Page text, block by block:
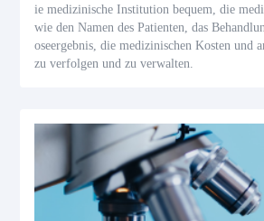
ie medizinische Institution bequem, die
wie den Namen des Patienten, das
oseergebnis, die medizinischen Kosten und
zu verfolgen und zu verwalten.